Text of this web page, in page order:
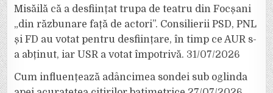
Misăilă că a desființat trupa de teatru din Focșani
„din răzbunare față de actori”. Consilierii PSD, PNL
și FD au votat pentru desființare, în timp ce AUR s-
a abținut, iar USR a votat împotrivă. 31/07/2026
Cum influențează adâncimea sondei sub oglinda